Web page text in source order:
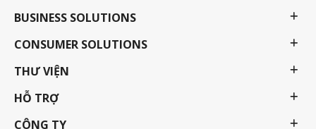
BUSINESS SOLUTIONS
CONSUMER SOLUTIONS
THƯ VIỆN
HỖ TRỢ
CÔNG TY